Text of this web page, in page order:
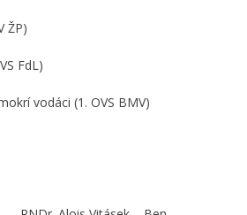
ŽP)
FdL)
vodáci (1. OVS BMV)